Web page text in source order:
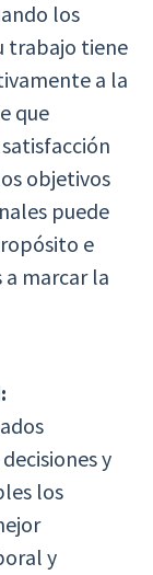
los
trabajo tiene
a la
que
objetivos
puede
e
marcar la
y
los
y